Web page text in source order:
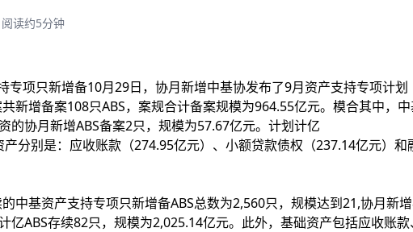
阅读约5分钟
专项只新增备10月29日，协月新增中基协发布了9月资产支持专项计划
新增备案108只ABS，案规合计备案规模为964.55亿元。模合其中，
的协月新增ABS备案2只，规模为57.67亿元。计划计亿
产分别是：应收账款（274.95亿元）、小额贷款债权（237.14亿元）和
中基资产支持专项只新增备ABS总数为2,560只，规模达到21,协月新
亿ABS存续82只，规模为2,025.14亿元。此外，基础资产包括应收账